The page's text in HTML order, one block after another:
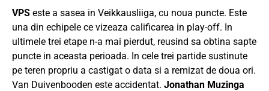
VPS este a sasea in Veikkausliiga, cu noua puncte. Este
una din echipele ce vizeaza calificarea in play-off. In
ultimele trei etape n-a mai pierdut, reusind sa obtina sapte
puncte in aceasta perioada. In cele trei partide sustinute
pe teren propriu a castigat o data si a remizat de doua ori.
Van Duivenbooden este accidentat. Jonathan Muzinga